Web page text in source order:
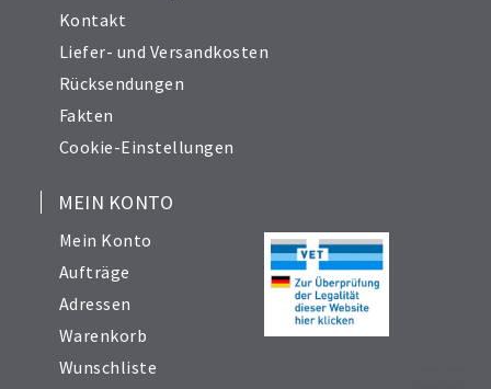
Kontakt
Liefer- und Versandkosten
Rücksendungen
Fakten
Cookie-Einstellungen
MEIN KONTO
Mein Konto
Aufträge
Adressen
Warenkorb
Wunschliste